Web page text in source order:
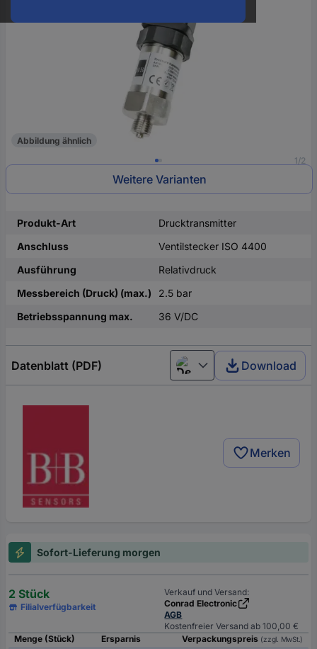
1/2
Abbildung ähnlich
Weitere Varianten
Produkt-Art
Drucktransmitter
Anschluss
Ventilstecker ISO 4400
Ausführung
Relativdruck
Messbereich (Druck) (max.)
2.5 bar
Betriebsspannung max.
36 V/DC
Datenblatt (PDF) Deutsch (Deutschland)
Download
Merken
Sofort-Lieferung morgen
2 Stück
Filialverfügbarkeit
Verkauf und Versand:
Conrad Electronic
AGB
Kostenfreier Versand ab 100,00 €
Menge (Stück)
Ersparnis Verpackungspreis (zzgl. MwSt.)